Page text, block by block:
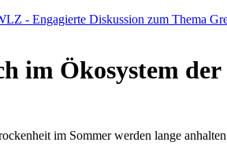
- Engagierte Diskussion zum Thema
im Ökosystem der
im Sommer werden lange anhalten